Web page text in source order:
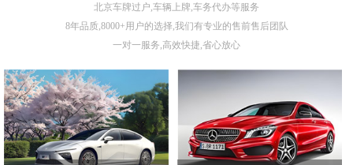
北京车牌过户,车辆上牌,车务代办等服务
8年品质,8000+用户的选择,我们有专业的售前售后团队
一对一服务,高效快捷,省心放心